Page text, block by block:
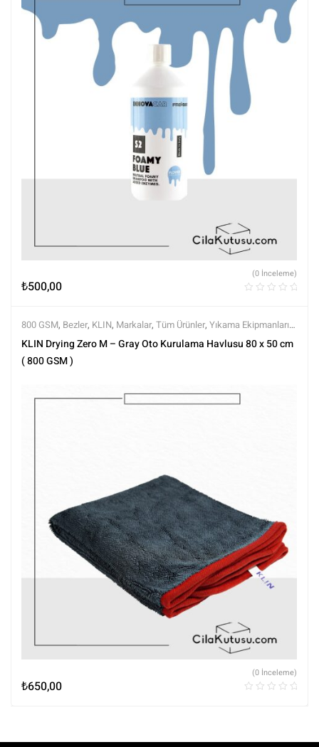
₺500,00
(0 İnceleme)
800 GSM, Bezler, KLIN, Markalar, Tüm Ürünler, Yıkama Ekipmanları,
Yıkama Ürünleri
KLIN Drying Zero M – Gray Oto Kurulama Havlusu 80 x 50 cm
( 800 GSM )
₺650,00
(0 İnceleme)